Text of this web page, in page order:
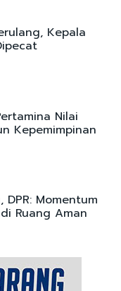
Kepala
Nilai
Kepemimpinan
DPR: Momentum
Ruang Aman